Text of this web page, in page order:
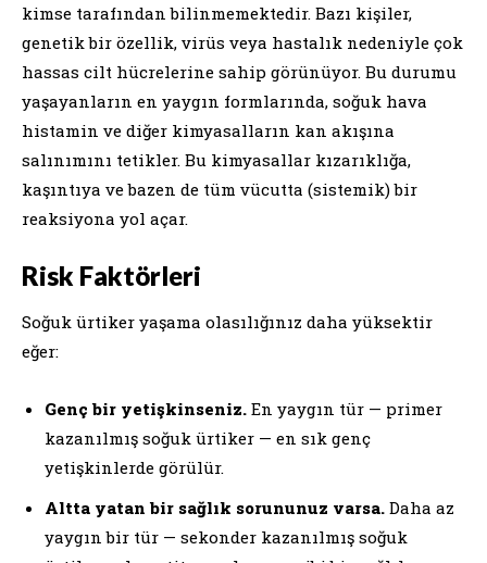
kimse tarafından bilinmemektedir. Bazı kişiler,
genetik bir özellik, virüs veya hastalık nedeniyle çok
hassas cilt hücrelerine sahip görünüyor. Bu durumu
yaşayanların en yaygın formlarında, soğuk hava
histamin ve diğer kimyasalların kan akışına
salınımını tetikler. Bu kimyasallar kızarıklığa,
kaşıntıya ve bazen de tüm vücutta (sistemik) bir
reaksiyona yol açar.
Risk Faktörleri
Soğuk ürtiker yaşama olasılığınız daha yüksektir
eğer:
Genç bir yetişkinseniz. En yaygın tür — primer
kazanılmış soğuk ürtiker — en sık genç
yetişkinlerde görülür.
Altta yatan bir sağlık sorununuz varsa. Daha az
yaygın bir tür — sekonder kazanılmış soğuk